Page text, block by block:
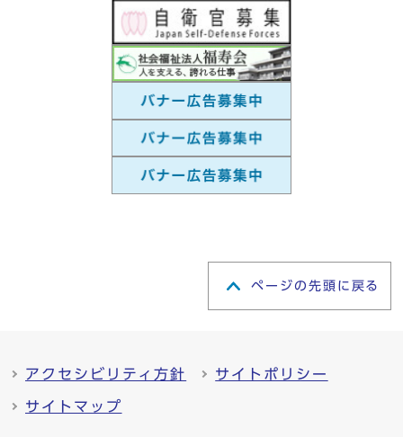
ページの先頭に戻る
アクセシビリティ方針 サイトポリシー
サイトマップ